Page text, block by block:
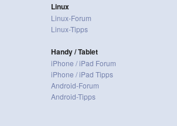
Linux
Linux-Forum
Linux-Tipps
Handy / Tablet
iPhone / iPad Forum
iPhone / iPad Tipps
Android-Forum
Android-Tipps